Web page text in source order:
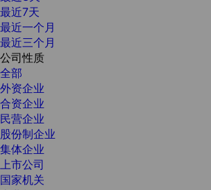
最近7天
最近一个月
最近三个月
公司性质
全部
外资企业
合资企业
民营企业
股份制企业
集体企业
上市公司
国家机关